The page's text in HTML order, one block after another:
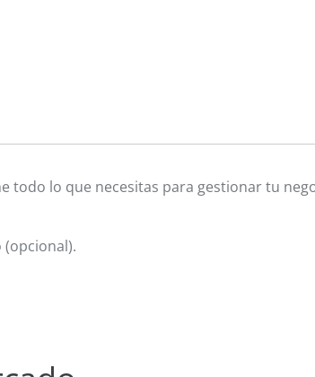
todo lo que necesitas para gestionar tu